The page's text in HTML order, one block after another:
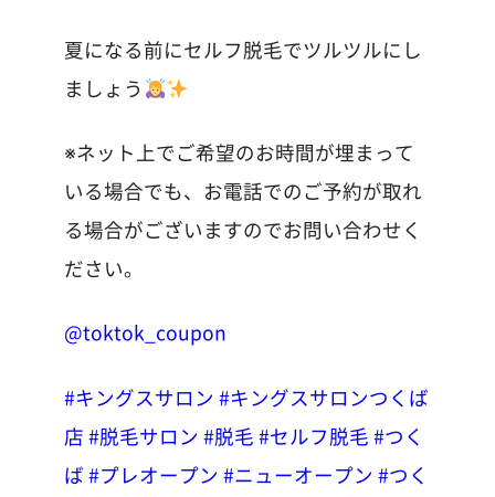
夏になる前にセルフ脱毛でツルツルにし
ましょう
※ネット上でご希望のお時間が埋まって
いる場合でも、お電話でのご予約が取れ
る場合がございますのでお問い合わせく
ださい。
@toktok_coupon
#キングスサロン #キングスサロンつくば
店 #脱毛サロン #脱毛 #セルフ脱毛 #つく
ば #プレオープン #ニューオープン #つく